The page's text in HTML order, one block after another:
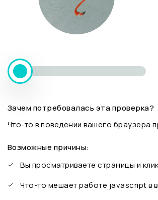
Зачем потребовалась эта проверка?
Что-то в поведении вашего браузера
Возможные причины:
Вы просматриваете страницы и
Что-то мешает работе javascript в